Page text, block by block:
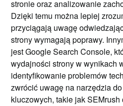
stronie oraz analizowanie
Dzięki temu można lepiej
przyciągają uwagę
strony wymagają poprawy.
jest Google Search Console,
wydajności strony w wynikach
identyfikowanie problemów
zwrócić uwagę na narzędzia
kluczowych, takie jak SEMrush